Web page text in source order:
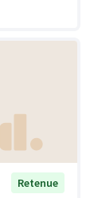
Retenue